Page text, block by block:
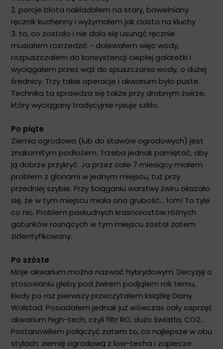
2. porcje błota nakładałem na stary, bawełniany
ręcznik kuchenny i wyżymałem jak ciasto na kluchy
3. to, co zostało i nie dało się usunąć ręcznie
musiałem rozrzedzić - dolewałem więc wody,
rozpuszczałem do konsystencji ciepłej galaretki i
wyciągałem przez wąż do spuszczania wody, o dużej
średnicy. Trzy takie operacje i akwarium było puste.
Technika ta sprawdza się także przy drobnym żwirze,
który wyciągany tradycyjnie rysuje szkło.
Po piąte
Ziemia ogrodowa (lub do stawów ogrodowych) jest
znakomitym podłożem. Trzeba jednak pamiętać, aby
ją dobrze przykryć. Ja przez całe 7 miesiący miałem
problem z glonami w jednym miejscu, tuż przy
przedniej szybie. Przy ściąganiu warstwy żwiru okazało
się, że w tym miejscu miała ona grubość... 1cm! To tyle
co nic. Problem paskudnych krasnorostów różnych
gatunków rosnących w tym miejscu został zatem
zidentyfikowany.
Po szóste
Moje akwarium można nazwać hybrydowym. Decyzję o
stosowaniu gleby pod żwirem podjąłem rok temu,
kiedy po raz pierwszy przeczytałem książkę Diany
Walstad. Posiadałem jednak już wówczas cały osprzęt
akwarium high-tech, czyli filtr RO, dużo światła, CO2...
Postanowiłem połączyć zatem to, co najlepsze w obu
stylach: ziemię ogrodową z low-techa i zaplecze